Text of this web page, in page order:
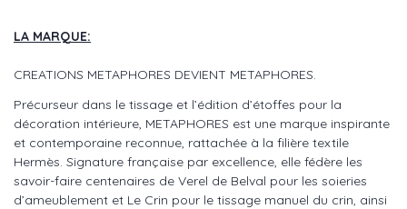
LA MARQUE:
CREATIONS METAPHORES DEVIENT METAPHORES.
Précurseur dans le tissage et l’édition d’étoffes pour la
décoration intérieure, METAPHORES est une marque inspirante
et contemporaine reconnue, rattachée à la filière textile
Hermès. Signature française par excellence, elle fédère les
savoir-faire centenaires de Verel de Belval pour les soieries
d’ameublement et Le Crin pour le tissage manuel du crin, ainsi